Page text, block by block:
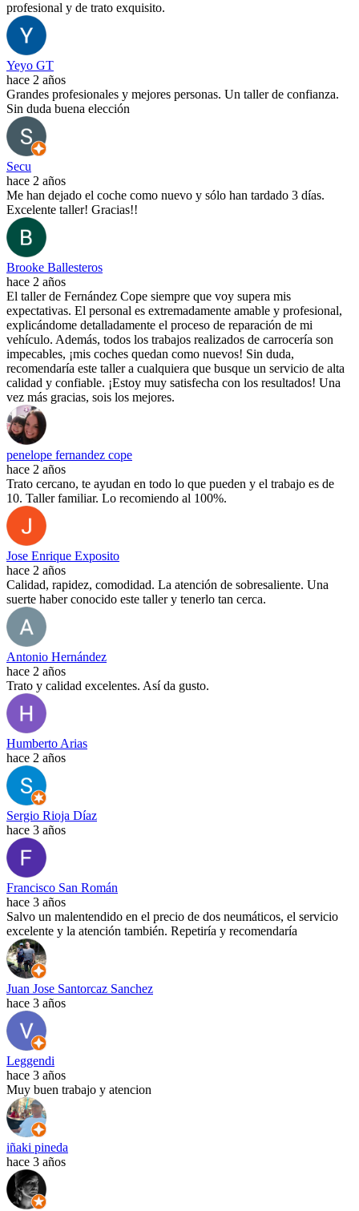
profesional y de trato exquisito.
Yeyo GT
hace 2 años
Grandes profesionales y mejores personas. Un taller de confianza.
Sin duda buena elección
Secu
hace 2 años
Me han dejado el coche como nuevo y sólo han tardado 3 días.
Excelente taller! Gracias!!
Brooke Ballesteros
hace 2 años
El taller de Fernández Cope siempre que voy supera mis
expectativas. El personal es extremadamente amable y profesional,
explicándome detalladamente el proceso de reparación de mi
vehículo. Además, todos los trabajos realizados de carrocería son
impecables, ¡mis coches quedan como nuevos! Sin duda,
recomendaría este taller a cualquiera que busque un servicio de alta
calidad y confiable. ¡Estoy muy satisfecha con los resultados! Una
vez más gracias, sois los mejores.
penelope fernandez cope
hace 2 años
Trato cercano, te ayudan en todo lo que pueden y el trabajo es de
10. Taller familiar. Lo recomiendo al 100%.
Jose Enrique Exposito
hace 2 años
Calidad, rapidez, comodidad. La atención de sobresaliente. Una
suerte haber conocido este taller y tenerlo tan cerca.
Antonio Hernández
hace 2 años
Trato y calidad excelentes. Así da gusto.
Humberto Arias
hace 2 años
Sergio Rioja Díaz
hace 3 años
Francisco San Román
hace 3 años
Salvo un malentendido en el precio de dos neumáticos, el servicio
excelente y la atención también. Repetiría y recomendaría
Juan Jose Santorcaz Sanchez
hace 3 años
Leggendi
hace 3 años
Muy buen trabajo y atencion
iñaki pineda
hace 3 años